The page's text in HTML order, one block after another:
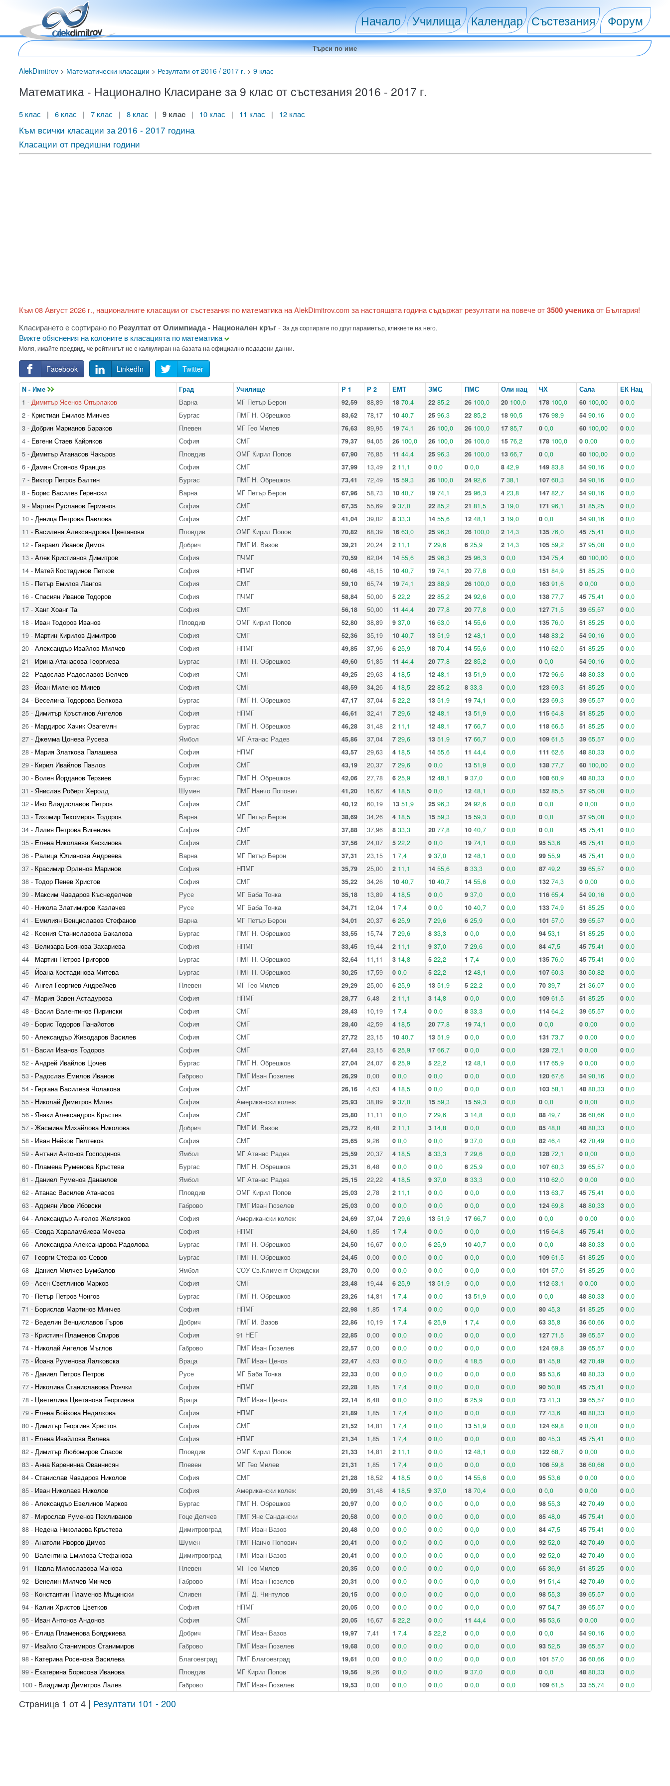
Начало Училища Календар Състезания Форум
AlekDimitrov> Математически класации > Резултати от 2016 / 2017 г. > 9 клас
Математика - Национално Класиране за 9 клас от състезания 2016 - 2017 г.
5 клас | 6 клас | 7 клас | 8 клас | 9 клас| 10 клас | 11 клас | 12 клас
Към всички класации за 2016 - 2017 година
Класации от предишни години
Към 08 Август 2026 г., националните класации от състезания по математика на AlekDimitrov.com за настоящата година съдържат резултати на повече от3500 ученикаот България!
Класирането е сортирано по Резултат от Олимпиада - Национален кръг- За да сортирате по друг параметър, кликнете на него.
Вижте обяснения на колоните в класацията по математика
Моля, имайте предвид, че рейтингът не е калкулиран на базата на официално подадени данни.
Facebook LinkedIn Twitter
N - Име Град Училище Р 1 Р 2 ЕМТ ЗМС ПМС Оли нац ЧХ Сала
ЕК Нац
1 - Димитър Ясенов Опърлаков Варна МГ Петър Берон 92,59 88,89 18 70,4 22 85,2 26 100,0 20 100,0 178 100,0 60 100,00 0 0,0
2 - Кристиан Емилов Минчев Бургас ПМГ Н. Обрешков 83,62 78,17 10 40,7 25 96,3 22 85,2 18 90,5 176 98,9 54 90,16 0 0,0
3 - Добрин Марианов Бараков Плевен МГ Гео Милев 76,63 89,95 19 74,1 26 100,0 26 100,0 17 85,7 0 0,0 60 100,00 0 0,0
4 - Евгени Стаев Кайряков София СМГ 79,37 94,05 26 100,0 26 100,0 26 100,0 15 76,2 178 100,0 0 0,00 0 0,0
5 - Димитър Атанасов Чакъров Пловдив ОМГ Кирил Попов 67,90 76,85 11 44,4 25 96,3 26 100,0 13 66,7 0 0,0 60 100,00 0 0,0
6 - Дамян Стоянов Францов София СМГ 37,99 13,49 2 11,1 0 0,0 0 0,0 8 42,9 149 83,8 54 90,16 0 0,0
7 - Виктор Петров Балтин Бургас ПМГ Н. Обрешков 73,41 72,49 15 59,3 26 100,0 24 92,6 7 38,1 107 60,3 54 90,16 0 0,0
8 - Борис Василев Геренски Варна МГ Петър Берон 67,96 58,73 10 40,7 19 74,1 25 96,3 4 23,8 147 82,7 54 90,16 0 0,0
9 - Мартин Русланов Германов София СМГ 67,35 55,69 9 37,0 22 85,2 21 81,5 3 19,0 171 96,1 51 85,25 0 0,0
10 - Деница Петрова Павлова София СМГ 41,04 39,02 8 33,3 14 55,6 12 48,1 3 19,0 0 0,0 54 90,16 0 0,0
11 - Василена Александрова Цветанова Пловдив ОМГ Кирил Попов 70,82 68,39 16 63,0 25 96,3 26 100,0 2 14,3 135 76,0 45 75,41 0 0,0
12 - Гавраил Иванов Димов Добрич ПМГ И. Вазов 39,21 20,24 2 11,1 7 29,6 6 25,9 2 14,3 105 59,2 57 95,08 0 0,0
13 - Алек Кристианов Димитров София ПЧМГ 70,59 62,04 14 55,6 25 96,3 25 96,3 0 0,0 134 75,4 60 100,00 0 0,0
14 - Матей Костадинов Петков София НПМГ 60,46 48,15 10 40,7 19 74,1 20 77,8 0 0,0 151 84,9 51 85,25 0 0,0
15 - Петър Емилов Лангов София СМГ 59,10 65,74 19 74,1 23 88,9 26 100,0 0 0,0 163 91,6 0 0,00 0 0,0
16 - Спасиян Иванов Тодоров София ПЧМГ 58,84 50,00 5 22,2 22 85,2 24 92,6 0 0,0 138 77,7 45 75,41 0 0,0
17 - Ханг Хоанг Та София СМГ 56,18 50,00 11 44,4 20 77,8 20 77,8 0 0,0 127 71,5 39 65,57 0 0,0
18 - Иван Тодоров Иванов Пловдив ОМГ Кирил Попов 52,80 38,89 9 37,0 16 63,0 14 55,6 0 0,0 135 76,0 51 85,25 0 0,0
19 - Мартин Кирилов Димитров София СМГ 52,36 35,19 10 40,7 13 51,9 12 48,1 0 0,0 148 83,2 54 90,16 0 0,0
20 - Александър Ивайлов Милчев София НПМГ 49,85 37,96 6 25,9 18 70,4 14 55,6 0 0,0 110 62,0 51 85,25 0 0,0
21 - Ирина Атанасова Георгиева Бургас ПМГ Н. Обрешков 49,60 51,85 11 44,4 20 77,8 22 85,2 0 0,0 0 0,0 54 90,16 0 0,0
22 - Радослав Радославов Велчев София СМГ 49,25 29,63 4 18,5 12 48,1 13 51,9 0 0,0 172 96,6 48 80,33 0 0,0
23 - Йоан Миленов Минев София СМГ 48,59 34,26 4 18,5 22 85,2 8 33,3 0 0,0 123 69,3 51 85,25 0 0,0
24 - Веселина Тодорова Велкова Бургас ПМГ Н. Обрешков 47,17 37,04 5 22,2 13 51,9 19 74,1 0 0,0 123 69,3 39 65,57 0 0,0
25 - Димитър Кръстинов Ангелов София НПМГ 46,61 32,41 7 29,6 12 48,1 13 51,9 0 0,0 115 64,8 51 85,25 0 0,0
26 - Мардирос Хачик Овагемян Бургас ПМГ Н. Обрешков 46,28 31,48 2 11,1 12 48,1 17 66,7 0 0,0 118 66,5 51 85,25 0 0,0
27 - Джемма Цонева Русева Ямбол МГ Атанас Радев 45,86 37,04 7 29,6 13 51,9 17 66,7 0 0,0 109 61,5 39 65,57 0 0,0
28 - Мария Златкова Палашева София НПМГ 43,57 29,63 4 18,5 14 55,6 11 44,4 0 0,0 111 62,6 48 80,33 0 0,0
29 - Кирил Ивайлов Павлов София СМГ 43,19 20,37 7 29,6 0 0,0 13 51,9 0 0,0 138 77,7 60 100,00 0 0,0
30 - Волен Йорданов Терзиев Бургас ПМГ Н. Обрешков 42,06 27,78 6 25,9 12 48,1 9 37,0 0 0,0 108 60,9 48 80,33 0 0,0
31 - Янислав Роберт Херолд Шумен ПМГ Нанчо Попович 41,20 16,67 4 18,5 0 0,0 12 48,1 0 0,0 152 85,5 57 95,08 0 0,0
32 - Иво Владиславов Петров София СМГ 40,12 60,19 13 51,9 25 96,3 24 92,6 0 0,0 0 0,0 0 0,00 0 0,0
33 - Тихомир Тихомиров Тодоров Варна МГ Петър Берон 38,69 34,26 4 18,5 15 59,3 15 59,3 0 0,0 0 0,0 57 95,08 0 0,0
34 - Лилия Петрова Вигенина София СМГ 37,88 37,96 8 33,3 20 77,8 10 40,7 0 0,0 0 0,0 45 75,41 0 0,0
35 - Елена Николаева Кескинова София СМГ 37,56 24,07 5 22,2 0 0,0 19 74,1 0 0,0 95 53,6 45 75,41 0 0,0
36 - Ралица Юлианова Андреева Варна МГ Петър Берон 37,31 23,15 1 7,4 9 37,0 12 48,1 0 0,0 99 55,9 45 75,41 0 0,0
37 - Красимир Орлинов Маринов София НПМГ 35,79 25,00 2 11,1 14 55,6 8 33,3 0 0,0 87 49,2 39 65,57 0 0,0
38 - Тодор Пенев Христов София СМГ 35,22 34,26 10 40,7 10 40,7 14 55,6 0 0,0 132 74,3 0 0,00 0 0,0
39 - Максим Чавдаров Къснеделчев Русе МГ Баба Тонка 35,18 13,89 4 18,5 0 0,0 9 37,0 0 0,0 116 65,4 54 90,16 0 0,0
40 - Никола Златимиров Казлачев Русе МГ Баба Тонка 34,71 12,04 1 7,4 0 0,0 10 40,7 0 0,0 133 74,9 51 85,25 0 0,0
41 - Емилиян Венциславов Стефанов Варна МГ Петър Берон 34,01 20,37 6 25,9 7 29,6 6 25,9 0 0,0 101 57,0 39 65,57 0 0,0
42 - Ксения Станиславова Бакалова Бургас ПМГ Н. Обрешков 33,55 15,74 7 29,6 8 33,3 0 0,0 0 0,0 94 53,1 51 85,25 0 0,0
43 - Велизара Боянова Захариева София НПМГ 33,45 19,44 2 11,1 9 37,0 7 29,6 0 0,0 84 47,5 45 75,41 0 0,0
44 - Мартин Петров Григоров Бургас ПМГ Н. Обрешков 32,64 11,11 3 14,8 5 22,2 1 7,4 0 0,0 135 76,0 45 75,41 0 0,0
45 - Йоана Костадинова Митева Бургас ПМГ Н. Обрешков 30,25 17,59 0 0,0 5 22,2 12 48,1 0 0,0 107 60,3 30 50,82 0 0,0
46 - Ангел Георгиев Андрейчев Плевен МГ Гео Милев 29,29 25,00 6 25,9 13 51,9 5 22,2 0 0,0 70 39,7 21 36,07 0 0,0
47 - Мария Завен Астадурова София НПМГ 28,77 6,48 2 11,1 3 14,8 0 0,0 0 0,0 109 61,5 51 85,25 0 0,0
48 - Васил Валентинов Пирински София СМГ 28,43 10,19 1 7,4 0 0,0 8 33,3 0 0,0 114 64,2 39 65,57 0 0,0
49 - Борис Тодоров Панайотов София СМГ 28,40 42,59 4 18,5 20 77,8 19 74,1 0 0,0 0 0,0 0 0,00 0 0,0
50 - Александър Живодаров Василев София СМГ 27,72 23,15 10 40,7 13 51,9 0 0,0 0 0,0 131 73,7 0 0,00 0 0,0
51 - Васил Иванов Тодоров София СМГ 27,44 23,15 6 25,9 17 66,7 0 0,0 0 0,0 128 72,1 0 0,00 0 0,0
52 - Андрей Ивайлов Цочев Бургас ПМГ Н. Обрешков 27,04 24,07 6 25,9 5 22,2 12 48,1 0 0,0 117 65,9 0 0,00 0 0,0
53 - Радослав Емилов Иванов Габрово ПМГ Иван Гюзелев 26,29 0,00 0 0,0 0 0,0 0 0,0 0 0,0 120 67,6 54 90,16 0 0,0
54 - Гергана Василева Чолакова София СМГ 26,16 4,63 4 18,5 0 0,0 0 0,0 0 0,0 103 58,1 48 80,33 0 0,0
55 - Николай Димитров Митев София Американски колеж 25,93 38,89 9 37,0 15 59,3 15 59,3 0 0,0 0 0,0 0 0,00 0 0,0
56 - Янаки Александров Кръстев София СМГ 25,80 11,11 0 0,0 7 29,6 3 14,8 0 0,0 88 49,7 36 60,66 0 0,0
57 - Жасмина Михайлова Николова Добрич ПМГ И. Вазов 25,72 6,48 2 11,1 3 14,8 0 0,0 0 0,0 85 48,0 48 80,33 0 0,0
58 - Иван Нейков Пелтеков София СМГ 25,65 9,26 0 0,0 0 0,0 9 37,0 0 0,0 82 46,4 42 70,49 0 0,0
59 - Антъни Антонов Господинов Ямбол МГ Атанас Радев 25,59 20,37 4 18,5 8 33,3 7 29,6 0 0,0 128 72,1 0 0,00 0 0,0
60 - Пламена Руменова Кръстева Бургас ПМГ Н. Обрешков 25,31 6,48 0 0,0 0 0,0 6 25,9 0 0,0 107 60,3 39 65,57 0 0,0
61 - Даниел Руменов Данаилов Ямбол МГ Атанас Радев 25,15 22,22 4 18,5 9 37,0 8 33,3 0 0,0 110 62,0 0 0,00 0 0,0
62 - Атанас Василев Атанасов Пловдив ОМГ Кирил Попов 25,03 2,78 2 11,1 0 0,0 0 0,0 0 0,0 113 63,7 45 75,41 0 0,0
63 - Адриян Ивов Ибовски Габрово ПМГ Иван Гюзелев 25,03 0,00 0 0,0 0 0,0 0 0,0 0 0,0 124 69,8 48 80,33 0 0,0
64 - Александър Ангелов Желязков София Американски колеж 24,69 37,04 7 29,6 13 51,9 17 66,7 0 0,0 0 0,0 0 0,00 0 0,0
65 - Севда Хараламбиева Мочева София НПМГ 24,60 1,85 1 7,4 0 0,0 0 0,0 0 0,0 115 64,8 45 75,41 0 0,0
66 - Александра Александрова Радолова Бургас ПМГ Н. Обрешков 24,50 16,67 0 0,0 6 25,9 10 40,7 0 0,0 0 0,0 48 80,33 0 0,0
67 - Георги Стефанов Севов Бургас ПМГ Н. Обрешков 24,45 0,00 0 0,0 0 0,0 0 0,0 0 0,0 109 61,5 51 85,25 0 0,0
68 - Даниел Милчев Бумбалов Ямбол СОУ Св.Климент Охридски 23,70 0,00 0 0,0 0 0,0 0 0,0 0 0,0 101 57,0 51 85,25 0 0,0
69 - Асен Светлинов Марков София СМГ 23,48 19,44 6 25,9 13 51,9 0 0,0 0 0,0 112 63,1 0 0,00 0 0,0
70 - Петър Петров Чонгов Бургас ПМГ Н. Обрешков 23,26 14,81 1 7,4 0 0,0 13 51,9 0 0,0 0 0,0 48 80,33 0 0,0
71 - Борислав Мартинов Минчев София НПМГ 22,98 1,85 1 7,4 0 0,0 0 0,0 0 0,0 80 45,3 51 85,25 0 0,0
72 - Веделин Венциславов Гъров Добрич ПМГ И. Вазов 22,86 10,19 1 7,4 6 25,9 1 7,4 0 0,0 63 35,8 36 60,66 0 0,0
73 - Кристиян Пламенов Спиров София 91 НЕГ 22,85 0,00 0 0,0 0 0,0 0 0,0 0 0,0 127 71,5 39 65,57 0 0,0
74 - Николай Ангелов Мъглов Габрово ПМГ Иван Гюзелев 22,57 0,00 0 0,0 0 0,0 0 0,0 0 0,0 124 69,8 39 65,57 0 0,0
75 - Йоана Руменова Лалковска Враца ПМГ Иван Ценов 22,47 4,63 0 0,0 0 0,0 4 18,5 0 0,0 81 45,8 42 70,49 0 0,0
76 - Даниел Петров Петров Русе МГ Баба Тонка 22,33 0,00 0 0,0 0 0,0 0 0,0 0 0,0 95 53,6 48 80,33 0 0,0
77 - Николина Станиславова Роячки София НПМГ 22,28 1,85 1 7,4 0 0,0 0 0,0 0 0,0 90 50,8 45 75,41 0 0,0
78 - Цветелина Цветанова Георгиева Враца ПМГ Иван Ценов 22,14 6,48 0 0,0 0 0,0 6 25,9 0 0,0 73 41,3 39 65,57 0 0,0
79 - Елена Бойкова Недялкова София НПМГ 21,89 1,85 1 7,4 0 0,0 0 0,0 0 0,0 77 43,6 48 80,33 0 0,0
80 - Димитър Георгиев Христов София СМГ 21,52 14,81 1 7,4 0 0,0 13 51,9 0 0,0 124 69,8 0 0,00 0 0,0
81 - Елена Ивайлова Велева София НПМГ 21,34 1,85 1 7,4 0 0,0 0 0,0 0 0,0 80 45,3 45 75,41 0 0,0
82 - Димитър Любомиров Спасов Пловдив ОМГ Кирил Попов 21,33 14,81 2 11,1 0 0,0 12 48,1 0 0,0 122 68,7 0 0,00 0 0,0
83 - Анна Каренинна Ованнисян Плевен МГ Гео Милев 21,31 1,85 1 7,4 0 0,0 0 0,0 0 0,0 106 59,8 36 60,66 0 0,0
84 - Станислав Чавдаров Николов София СМГ 21,28 18,52 4 18,5 0 0,0 14 55,6 0 0,0 95 53,6 0 0,00 0 0,0
85 - Иван Николаев Николов София Американски колеж 20,99 31,48 4 18,5 9 37,0 18 70,4 0 0,0 0 0,0 0 0,00 0 0,0
86 - Александър Евелинов Марков Бургас ПМГ Н. Обрешков 20,97 0,00 0 0,0 0 0,0 0 0,0 0 0,0 98 55,3 42 70,49 0 0,0
87 - Мирослав Руменов Пехливанов Гоце Делчев ПМГ Яне Сандански 20,58 0,00 0 0,0 0 0,0 0 0,0 0 0,0 85 48,0 45 75,41 0 0,0
88 - Недена Николаева Кръстева Димитровград ПМГ Иван Вазов 20,48 0,00 0 0,0 0 0,0 0 0,0 0 0,0 84 47,5 45 75,41 0 0,0
89 - Анатоли Яворов Димов Шумен ПМГ Нанчо Попович 20,41 0,00 0 0,0 0 0,0 0 0,0 0 0,0 92 52,0 42 70,49 0 0,0
90 - Валентина Емилова Стефанова Димитровград ПМГ Иван Вазов 20,41 0,00 0 0,0 0 0,0 0 0,0 0 0,0 92 52,0 42 70,49 0 0,0
91 - Павла Милославова Манова Плевен МГ Гео Милев 20,35 0,00 0 0,0 0 0,0 0 0,0 0 0,0 65 36,9 51 85,25 0 0,0
92 - Венелин Милчев Минчев Габрово ПМГ Иван Гюзелев 20,31 0,00 0 0,0 0 0,0 0 0,0 0 0,0 91 51,4 42 70,49 0 0,0
93 - Константин Пламенов Мъцински Сливен ПМГ Д. Чинтулов 20,15 0,00 0 0,0 0 0,0 0 0,0 0 0,0 98 55,3 39 65,57 0 0,0
94 - Калин Христов Цветков София НПМГ 20,05 0,00 0 0,0 0 0,0 0 0,0 0 0,0 97 54,7 39 65,57 0 0,0
95 - Иван Антонов Андонов София СМГ 20,05 16,67 5 22,2 0 0,0 11 44,4 0 0,0 95 53,6 0 0,00 0 0,0
96 - Елица Пламенова Бояджиева Добрич ПМГ Иван Вазов 19,97 7,41 1 7,4 5 22,2 0 0,0 0 0,0 0 0,0 54 90,16 0 0,0
97 - Ивайло Станимиров Станимиров Габрово ПМГ Иван Гюзелев 19,68 0,00 0 0,0 0 0,0 0 0,0 0 0,0 93 52,5 39 65,57 0 0,0
98 - Катерина Росенова Василева Благоевград ПМГ Благоевград 19,61 0,00 0 0,0 0 0,0 0 0,0 0 0,0 101 57,0 36 60,66 0 0,0
99 - Екатерина Борисова Иванова Пловдив МГ Кирил Попов 19,56 9,26 0 0,0 0 0,0 9 37,0 0 0,0 0 0,0 48 80,33 0 0,0
100 - Владимир Димитров Лалев Габрово ПМГ Иван Гюзелев 19,53 0,00 0 0,0 0 0,0 0 0,0 0 0,0 109 61,5 33 55,74 0 0,0
Страница 1 от 4 | Резултати 101 - 200